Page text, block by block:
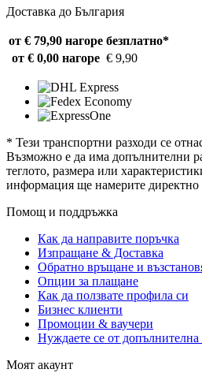
Доставка до България
от € 79,90 нагоре безплатно*
от € 0,00 нагоре € 9,90
* Тези транспортни разходи се
Възможно е да има допълнителни
теглото, размера или
информация ще намерите директно
Помощ и поддръжка
Как да направите поръчка
Изпращане & Доставка
Обратно връщане и
Опции за плащане
Как да ползвате профила си
Бизнес клиенти
Промоции & ваучери
Нуждаете се от
Моят акаунт